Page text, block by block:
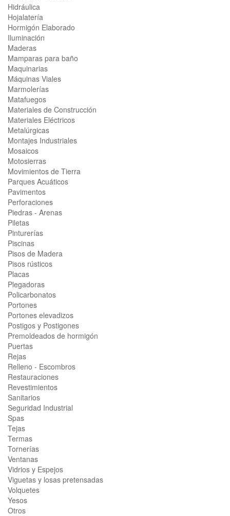
Hidráulica
Hojalatería
Hormigón Elaborado
Iluminación
Maderas
Mamparas para baño
Maquinarias
Máquinas Viales
Marmolerías
Matafuegos
Materiales de Construcción
Materiales Eléctricos
Metalúrgicas
Montajes Industriales
Mosaicos
Motosierras
Movimientos de Tierra
Parques Acuáticos
Pavimentos
Perforaciones
Piedras - Arenas
Piletas
Pinturerías
Piscinas
Pisos de Madera
Pisos rústicos
Placas
Plegadoras
Policarbonatos
Portones
Portones elevadizos
Postigos y Postigones
Premoldeados de hormigón
Puertas
Rejas
Relleno - Escombros
Restauraciones
Revestimientos
Sanitarios
Seguridad Industrial
Spas
Tejas
Termas
Tornerías
Ventanas
Vidrios y Espejos
Viguetas y losas pretensadas
Volquetes
Yesos
Otros